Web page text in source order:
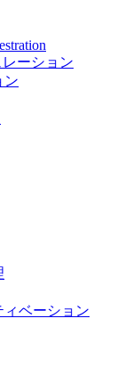
ーション
ン
ベーション